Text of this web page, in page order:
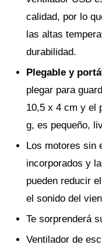
calidad, por lo
las altas
durabilidad.
Plegable y
plegar para
10,5 x 4 cm y el
g, es pequeño,
Los motores sin
incorporados y
pueden reducir
el sonido del
Te sorprenderá
Ventilador de